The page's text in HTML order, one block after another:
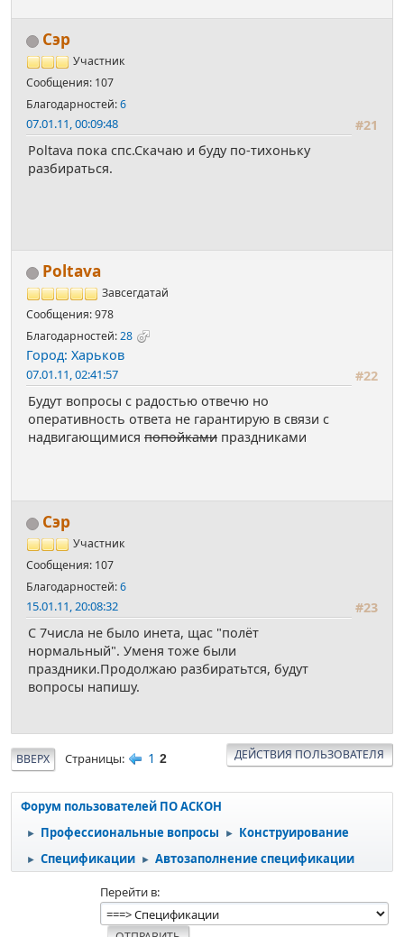
Сэр
Участник
Сообщения: 107
Благодарностей:6
#21
07.01.11, 00:09:48
Poltava пока спс.Скачаю и буду по-тихоньку
разбираться.
Poltava
Завсегдатай
Сообщения: 978
Благодарностей:28
Город: Харьков
#22
07.01.11, 02:41:57
Будут вопросы с радостью отвечю но
оперативность ответа не гарантирую в связи с
надвигающимися попойками праздниками
Сэр
Участник
Сообщения: 107
Благодарностей:6
#23
15.01.11, 20:08:32
С 7числа не было инета, щас "полёт
нормальный". Уменя тоже были
праздники.Продолжаю разбиратьтся, будут
вопросы напишу.
ВВЕРХ Страницы 1 2 ДЕЙСТВИЯ ПОЛЬЗОВАТЕЛЯ
Форум пользователей ПО АСКОН
► Профессиональные вопросы ► Конструирование
► Спецификации ► Автозаполнение спецификации
Перейти в